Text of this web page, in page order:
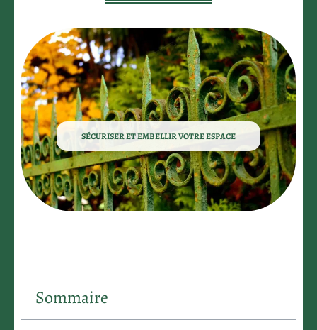
SÉCURISER ET EMBELLIR VOTRE ESPACE
Sommaire